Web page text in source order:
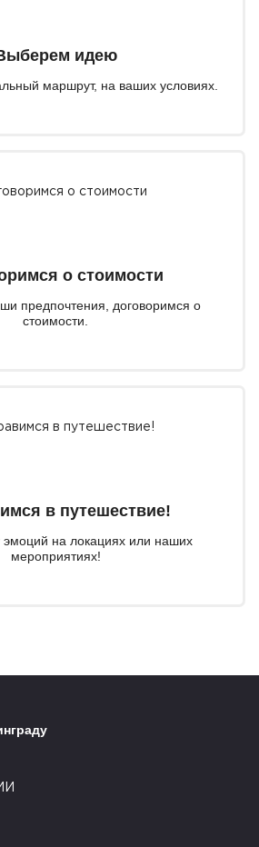
идею
маршрут, на ваших условиях.
о стоимости
предпочтения, договоримся о
стоимости.
в путешествие!
эмоций на локациях или наших
мероприятиях!